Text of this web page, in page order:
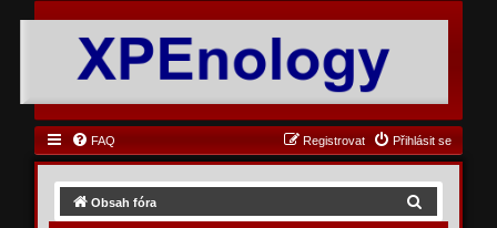
FAQ Přihlásit se
Registrovat
Obsah fóra